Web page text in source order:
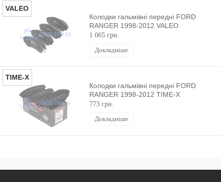
VALEO
Колодки гальмівні передні FORD
RANGER 1998-2012 VALEO
1 065 грн.
Докладніше
TIME-X
Колодки гальмівні передні FORD
RANGER 1998-2012 TIME-X
773 грн.
Докладніше